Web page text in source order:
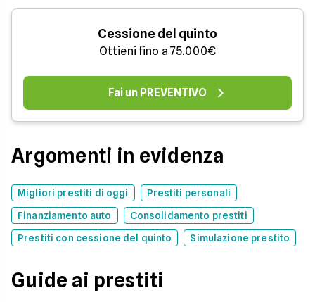
Cessione del quinto
Ottieni fino a 75.000€
Fai un PREVENTIVO
Argomenti in evidenza
Migliori prestiti di oggi
Prestiti personali
Finanziamento auto
Consolidamento prestiti
Prestiti con cessione del quinto
Simulazione prestito
Guide ai prestiti